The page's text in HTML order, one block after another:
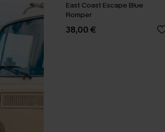
East Coast Escape Blue
Romper
38,00 €